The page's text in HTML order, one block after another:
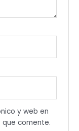
y web en
comente.